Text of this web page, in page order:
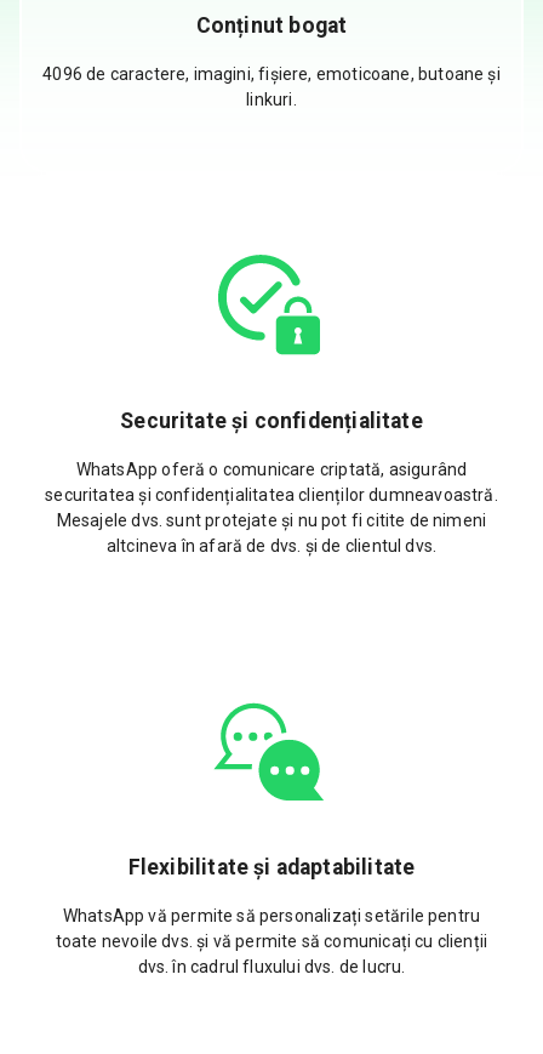
Conținut bogat
4096 de caractere, imagini, fișiere, emoticoane, butoane și
linkuri.
Securitate și confidențialitate
WhatsApp oferă o comunicare criptată, asigurând
securitatea și confidențialitatea clienților dumneavoastră.
Mesajele dvs. sunt protejate și nu pot fi citite de nimeni
altcineva în afară de dvs. și de clientul dvs.
Flexibilitate și adaptabilitate
WhatsApp vă permite să personalizați setările pentru
toate nevoile dvs. și vă permite să comunicați cu clienții
dvs. în cadrul fluxului dvs. de lucru.